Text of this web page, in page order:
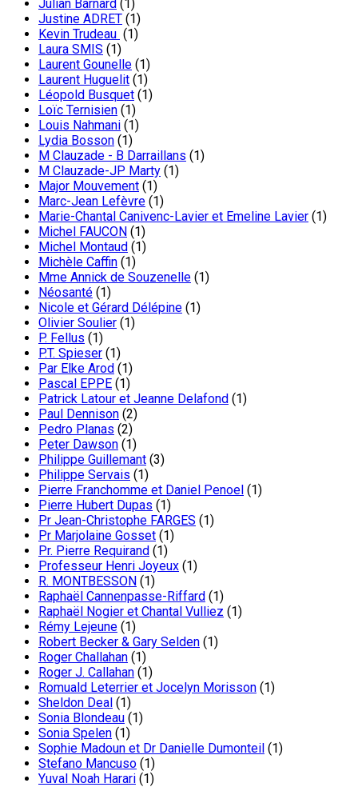
Julian Barnard (1)
Justine ADRET (1)
Kevin Trudeau (1)
Laura SMIS (1)
Laurent Gounelle (1)
Laurent Huguelit (1)
Léopold Busquet (1)
Loïc Ternisien (1)
Louis Nahmani (1)
Lydia Bosson (1)
M Clauzade - B Darraillans (1)
M Clauzade-JP Marty (1)
Major Mouvement (1)
Marc-Jean Lefèvre (1)
Marie-Chantal Canivenc-Lavier et Emeline Lavier (1)
Michel FAUCON (1)
Michel Montaud (1)
Michèle Caffin (1)
Mme Annick de Souzenelle (1)
Néosanté (1)
Nicole et Gérard Délépine (1)
Olivier Soulier (1)
P. Fellus (1)
P.T. Spieser (1)
Par Elke Arod (1)
Pascal EPPE (1)
Patrick Latour et Jeanne Delafond (1)
Paul Dennison (2)
Pedro Planas (2)
Peter Dawson (1)
Philippe Guillemant (3)
Philippe Servais (1)
Pierre Franchomme et Daniel Penoel (1)
Pierre Hubert Dupas (1)
Pr Jean-Christophe FARGES (1)
Pr Marjolaine Gosset (1)
Pr. Pierre Requirand (1)
Professeur Henri Joyeux (1)
R. MONTBESSON (1)
Raphaël Cannenpasse-Riffard (1)
Raphaël Nogier et Chantal Vulliez (1)
Rémy Lejeune (1)
Robert Becker & Gary Selden (1)
Roger Challahan (1)
Roger J. Callahan (1)
Romuald Leterrier et Jocelyn Morisson (1)
Sheldon Deal (1)
Sonia Blondeau (1)
Sonia Spelen (1)
Sophie Madoun et Dr Danielle Dumonteil (1)
Stefano Mancuso (1)
Yuval Noah Harari (1)